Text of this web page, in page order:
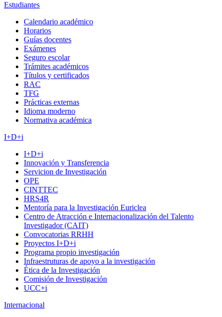
Estudiantes
Calendario académico
Horarios
Guías docentes
Exámenes
Seguro escolar
Trámites académicos
Títulos y certificados
RAC
TFG
Prácticas externas
Idioma moderno
Normativa académica
I+D+i
I+D+i
Innovación y Transferencia
Servicion de Investigación
OPE
CINTTEC
HRS4R
Mentoría para la Investigación Euriclea
Centro de Atracción e Internacionalización del Talento
Investigador (CAIT)
Convocatorias RRHH
Proyectos I+D+i
Programa propio investigación
Infraestruturas de apoyo a la investigación
Ética de la Investigación
Comisión de Investigación
UCC+i
Internacional